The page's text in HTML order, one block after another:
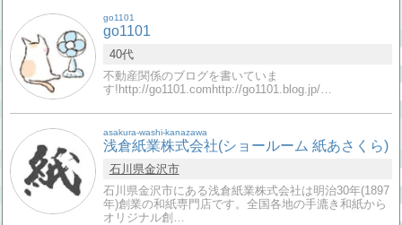
go1101
go1101
40代
不動産関係のブログを書いていま
す!http://go1101.comhttp://go1101.blog.jp/…
asakura-washi-kanazawa
浅倉紙業株式会社(ショールーム 紙あさくら)
石川県金沢市
石川県金沢市にある浅倉紙業株式会社は明治30年(1897
年)創業の和紙専門店です。全国各地の手漉き和紙から
オリジナル創…